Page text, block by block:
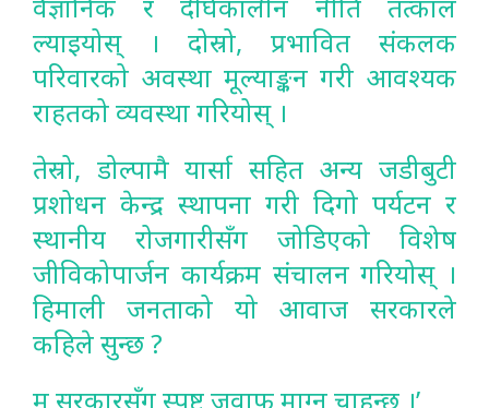
वैज्ञानिक र दीर्घकालीन नीति तत्काल
ल्याइयोस् । दोस्रो, प्रभावित संकलक
परिवारको अवस्था मूल्याङ्कन गरी आवश्यक
राहतको व्यवस्था गरियोस् ।
तेस्रो, डोल्पामै यार्सा सहित अन्य जडीबुटी
प्रशोधन केन्द्र स्थापना गरी दिगो पर्यटन र
स्थानीय रोजगारीसँग जोडिएको विशेष
जीविकोपार्जन कार्यक्रम संचालन गरियोस् ।
हिमाली जनताको यो आवाज सरकारले
कहिले सुन्छ ?
म सरकारसँग स्पष्ट जवाफ माग्न चाहन्छु ।’